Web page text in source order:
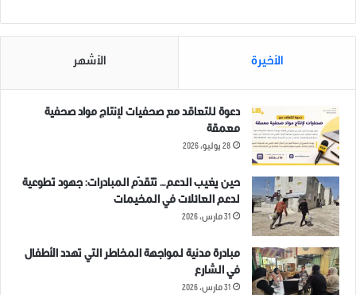
الأخيرة الأشهر
دعوة للتعاقد مع صحفيات لإنتاج مواد صحفية
معمقة
28 يوليو، 2026
حين يغيب الدعم… تتقدّم المبادرات: جهود تطوعية
لدعم العائلات في المخيمات
31 مارس، 2026
مبادرة مدنية لمواجهة المخاطر التي تهدد الأطفال
في الشارع
31 مارس، 2026